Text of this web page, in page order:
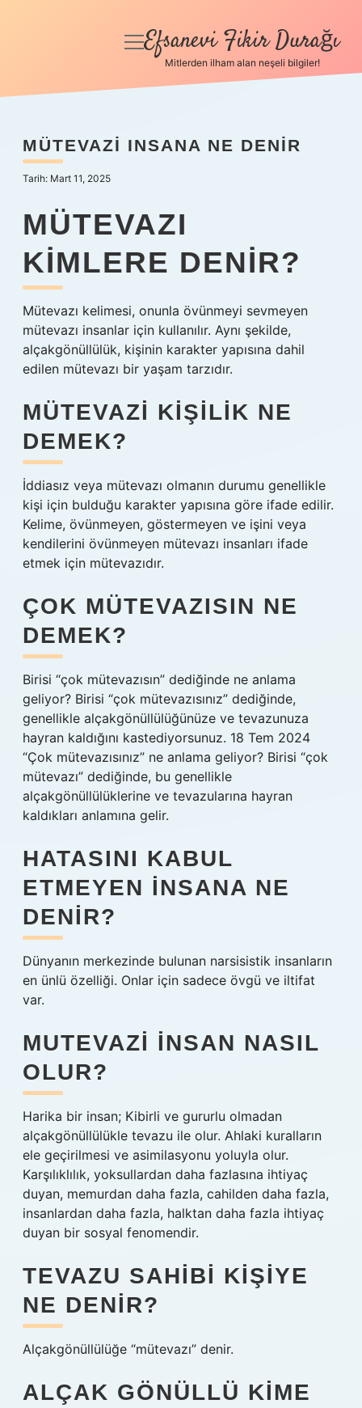
Anasayfa
Yasal Uyarı
menüyü
Efsanevi Fikir Durağı
Mitlerden ilham alan neşeli bilgiler!
MÜTEVAZI INSANA NE DENIR
Tarih: Mart 11, 2025
MÜTEVAZI
KIMLERE DENIR?
Mütevazı kelimesi, onunla övünmeyi sevmeyen
mütevazı insanlar için kullanılır. Aynı şekilde,
alçakgönüllülük, kişinin karakter yapısına dahil
edilen mütevazı bir yaşam tarzıdır.
MÜTEVAZI KIŞILIK NE
DEMEK?
İddiasız veya mütevazı olmanın durumu genellikle
kişi için bulduğu karakter yapısına göre ifade edilir.
Kelime, övünmeyen, göstermeyen ve işini veya
kendilerini övünmeyen mütevazı insanları ifade
etmek için mütevazıdır.
ÇOK MÜTEVAZISIN NE
DEMEK?
Birisi “çok mütevazısın” dediğinde ne anlama
geliyor? Birisi “çok mütevazısınız” dediğinde,
genellikle alçakgönüllülüğünüze ve tevazunuza
hayran kaldığını kastediyorsunuz. 18 Tem 2024
“Çok mütevazısınız” ne anlama geliyor? Birisi “çok
mütevazı” dediğinde, bu genellikle
alçakgönüllülüklerine ve tevazularına hayran
kaldıkları anlamına gelir.
HATASINI KABUL
ETMEYEN INSANA NE
DENIR?
Dünyanın merkezinde bulunan narsisistik insanların
en ünlü özelliği. Onlar için sadece övgü ve iltifat
var.
MUTEVAZI INSAN NASIL
OLUR?
Harika bir insan; Kibirli ve gururlu olmadan
alçakgönüllülükle tevazu ile olur. Ahlaki kuralların
ele geçirilmesi ve asimilasyonu yoluyla olur.
Karşılıklılık, yoksullardan daha fazlasına ihtiyaç
duyan, memurdan daha fazla, cahilden daha fazla,
insanlardan daha fazla, halktan daha fazla ihtiyaç
duyan bir sosyal fenomendir.
TEVAZU SAHIBI KIŞIYE
NE DENIR?
Alçakgönüllülüğe “mütevazı” denir.
ALÇAK GÖNÜLLÜ KIME